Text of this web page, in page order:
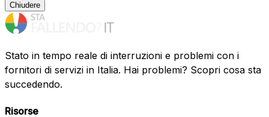
Chiudere
Stato in tempo reale di interruzioni e problemi con i
fornitori di servizi in Italia. Hai problemi? Scopri cosa sta
succedendo.
Risorse